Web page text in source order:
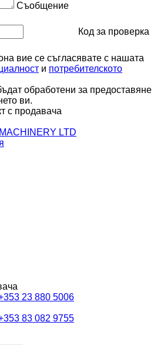
Съобщение
Код за проверка
вие се съгласявате с нашата
и потребителското
обработени за предоставяне
ви.
с продавача
LTD
23 880 5006
83 082 9755